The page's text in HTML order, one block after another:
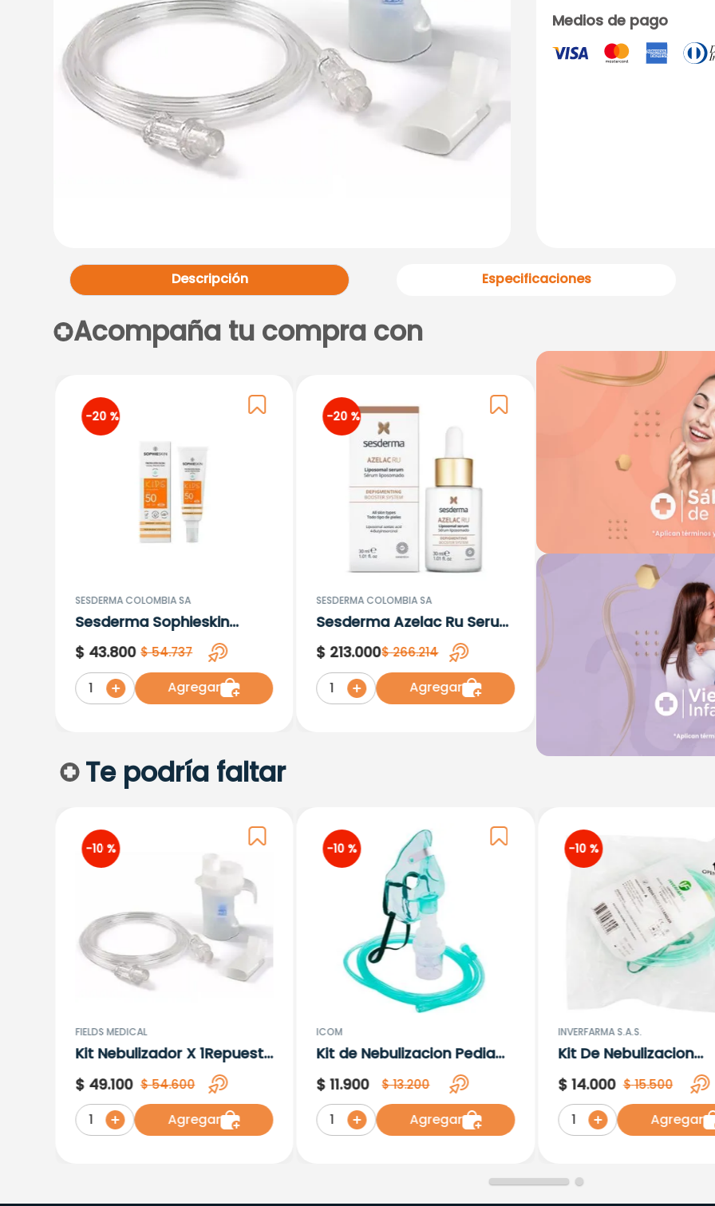
Medios de pago
Descripción Especificaciones
Acompaña tu compra con
-20 %
SESDERMA COLOMBIA SA
Sesderma Sophieskin
Proteccion Facial Kids
Hypoallergenic Spf 500
Moisturising
$ 43.800 $54.737
1 Agregar
-20 %
SESDERMA COLOMBIA SA
Sesderma Azelac Ru Serum
Liposomal x 30ml
$ 213.000$266.214
1 Agregar
Te podría faltar
-10 %
FIELDS MEDICAL
Kit Nebulizador X 1Repuesto
Omron
$ 49.100 $54.600
1 Agregar
-10 %
ICOM
Kit de Nebulizacion Pedia
Fast Care
$ 11.900 $13.200
1 Agregar
-10 %
INVERFARMA S.A.S.
Kit De Nebulizacion
Pediatrico
$ 14.000 $15.500
1 Agregar